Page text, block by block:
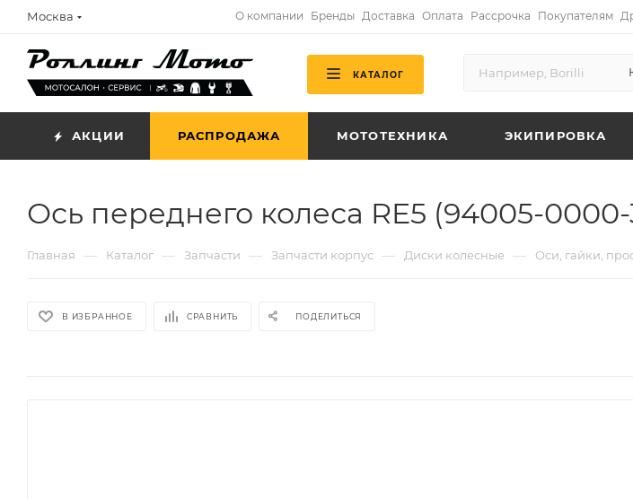
Москва О компании Бренды Доставка Оплата Рассрочка Покупателям
КАТАЛОГ
АКЦИИ РАСПРОДАЖА МОТОТЕХНИКА ЭКИПИРОВКА
Ось переднего колеса RE5 (94005-0000-
Главная — Каталог — Запчасти — Запчасти корпус — Диски колесные — Оси, гайки,
В ИЗБРАННОЕ СРАВНИТЬ ПОДЕЛИТЬСЯ